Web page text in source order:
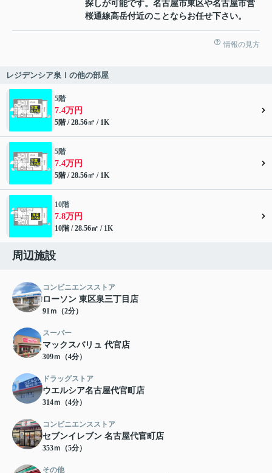
探しが可能です。名古屋市東区や名古屋市営
桜通線高岳付近のことならお任せ下さい。
情報の見方
レジデンシア泉Ⅰの他の部屋
5階
7.4万円
5階 / 28.56㎡ / 1K
5階
7.4万円
5階 / 28.56㎡ / 1K
10階
7.8万円
10階 / 28.56㎡ / 1K
周辺施設
コンビニエンスストア
ローソン 東区泉三丁目店
91ｍ（2分）
スーパー
マックスバリュ 代官店
309ｍ（4分）
ドラッグストア
ウエルシア名古屋代官町店
314ｍ（4分）
コンビニエンスストア
セブンイレブン 名古屋代官町店
353ｍ（5分）
その他